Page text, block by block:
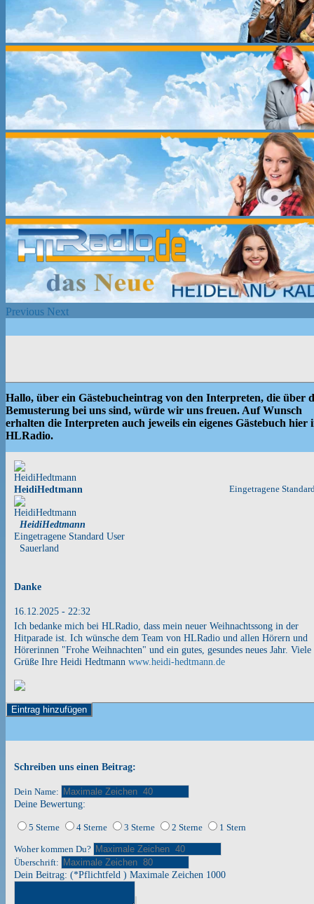
Previous Next
Hallo, über ein Gästebucheintrag von den Interpreten, die über
Bemusterung bei uns sind, würde wir uns freuen. Auf Wunsch
erhalten die Interpreten auch jeweils ein eigenes Gästebuch hier
HLRadio.
HeidiHedtmann Eingetragene
HeidiHedtmann
Eingetragene Standard User
Sauerland
Danke
16.12.2025 - 22:32
Ich bedanke mich bei HLRadio, dass mein neuer Weihnachtssong in der
Hitparade ist. Ich wünsche dem Team von HLRadio und allen Hörern und
Hörerinnen "Frohe Weihnachten" und ein gutes, gesundes neues Jahr. Viele
Grüße Ihre Heidi Hedtmann www.heidi-hedtmann.de
Eintrag hinzufügen
Schreiben uns einen Beitrag:
Dein Name:
Deine Bewertung:
5 Sterne 4 Sterne 3 Sterne 2 Sterne 1 Stern
Woher kommen Du?
Überschrift:
Dein Beitrag: (*Pflichtfeld ) Maximale Zeichen 1000